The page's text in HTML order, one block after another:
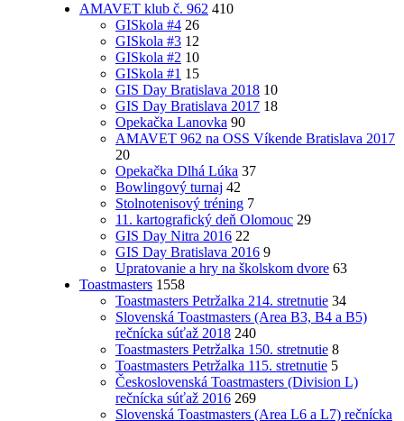
AMAVET klub č. 962 410
GISkola #4 26
GISkola #3 12
GISkola #2 10
GISkola #1 15
GIS Day Bratislava 2018 10
GIS Day Bratislava 2017 18
Opekačka Lanovka 90
AMAVET 962 na OSS Víkende Bratislava 2017
20
Opekačka Dlhá Lúka 37
Bowlingový turnaj 42
Stolnotenisový tréning 7
11. kartografický deň Olomouc 29
GIS Day Nitra 2016 22
GIS Day Bratislava 2016 9
Upratovanie a hry na školskom dvore 63
Toastmasters 1558
Toastmasters Petržalka 214. stretnutie 34
Slovenská Toastmasters (Area B3, B4 a B5)
rečnícka súťaž 2018 240
Toastmasters Petržalka 150. stretnutie 8
Toastmasters Petržalka 115. stretnutie 5
Československá Toastmasters (Division L)
rečnícka súťaž 2016 269
Slovenská Toastmasters (Area L6 a L7) rečnícka